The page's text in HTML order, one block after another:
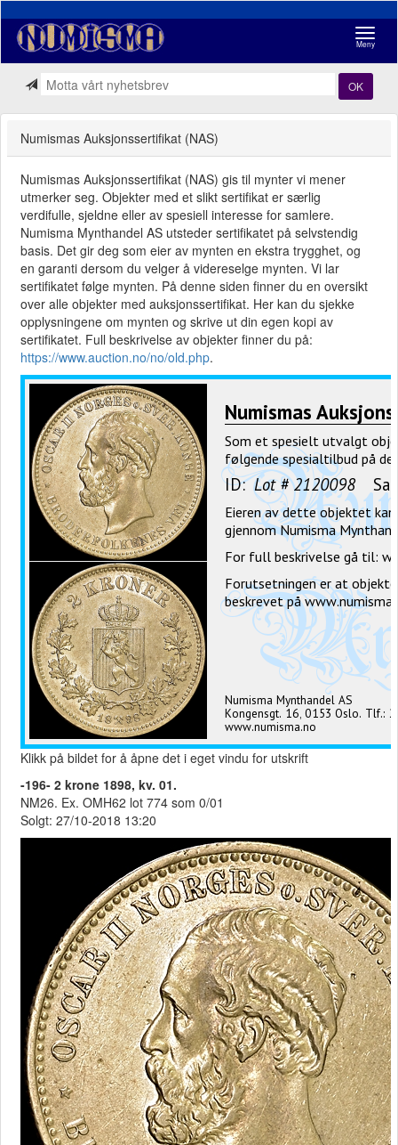
Meny
OK
Numismas Auksjonssertifikat (NAS)
Numismas Auksjonssertifikat (NAS) gis til mynter vi mener
utmerker seg. Objekter med et slikt sertifikat er særlig
verdifulle, sjeldne eller av spesiell interesse for samlere.
Numisma Mynthandel AS utsteder sertifikatet på selvstendig
basis. Det gir deg som eier av mynten en ekstra trygghet, og
en garanti dersom du velger å videreselge mynten. Vi lar
sertifikatet følge mynten. På denne siden finner du en oversikt
over alle objekter med auksjonssertifikat. Her kan du sjekke
opplysningene om mynten og skrive ut din egen kopi av
sertifikatet. Full beskrivelse av objekter finner du på:
https://www.auction.no/no/old.php.
Klikk på bildet for å åpne det i eget vindu for utskrift
-196- 2 krone 1898, kv. 01.
NM26. Ex. OMH62 lot 774 som 0/01
Solgt: 27/10-2018 13:20